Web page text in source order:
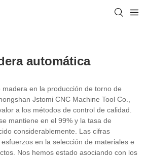
automática
madera en la producción de torno de
Jstomi CNC Machine Tool Co.,
a los métodos de control de calidad.
mantiene en el 99% y la tasa de
considerablemente. Las cifras
en la selección de materiales e
Nos hemos estado asociando con los